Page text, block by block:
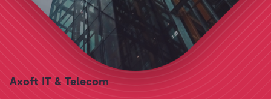
Axoft IT & Telecom